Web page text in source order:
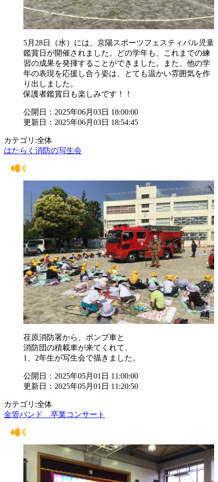
5月28日（水）には、京陽スポーツフェスティバル児童
鑑賞日が開催されました。どの学年も、これまでの練
習の成果を発揮することができました。また、他の学
年の表現を応援し合う姿は、とても温かい雰囲気を作
り出しました。
保護者鑑賞日も楽しみです！！
公開日：2025年06月03日 18:00:00
更新日：2025年06月03日 18:54:45
カテゴリ:全体
はたらく消防の写生会
荏原消防署から、ポンプ車と
消防団の積載車が来てくれて、
1、2年生が写生会で描きました。
公開日：2025年05月01日 11:00:00
更新日：2025年05月01日 11:20:50
カテゴリ:全体
金管バンド 卒業コンサート